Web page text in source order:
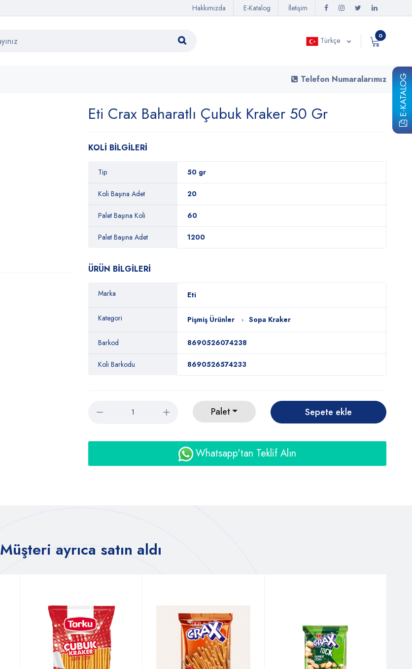
E-KATALOG
Hakkımızda E-Katalog İletişim
0
Türkçe
Telefon Numaralarımız
Eti Crax Baharatlı Çubuk Kraker 50 Gr
KOLİ BİLGİLERİ
Tip 50 gr
Koli Başına Adet 20
Palet Başına Koli 60
Palet Başına Adet 1200
ÜRÜN BİLGİLERİ
Marka Eti
Kategori Pişmiş Ürünler Sopa Kraker
Barkod 8690526074238
Koli Barkodu 8690526574233
Palet Sepete ekle
Whatsapp'tan Teklif Alın
Müşteri ayrıca satın aldı